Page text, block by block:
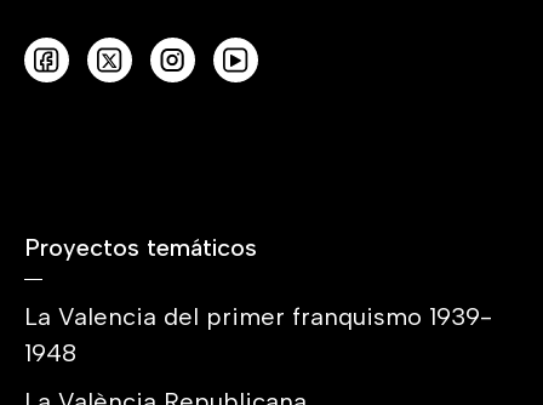
Proyectos temáticos
La Valencia del primer franquismo 1939-
1948